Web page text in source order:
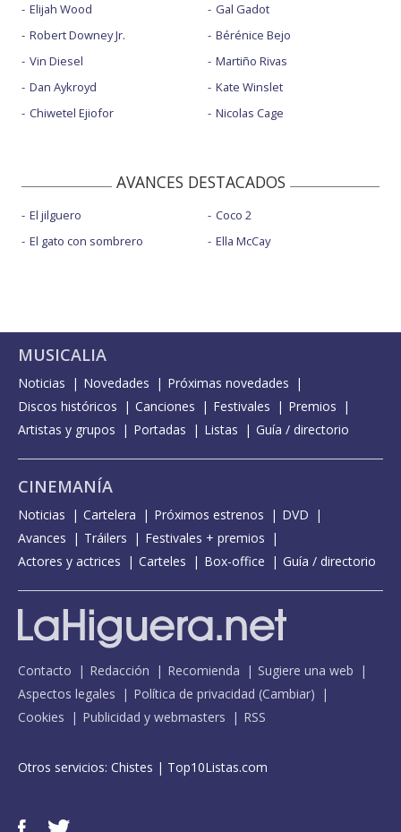
Elijah Wood
Robert Downey Jr.
Vin Diesel
Dan Aykroyd
Chiwetel Ejiofor
Gal Gadot
Bérénice Bejo
Martiño Rivas
Kate Winslet
Nicolas Cage
AVANCES DESTACADOS
El jilguero
El gato con sombrero
Coco 2
Ella McCay
MUSICALIA
Noticias Novedades
Próximas novedades
Discos históricos
Canciones Festivales
Premios
Artistas y grupos
Portadas Listas Guía / directorio
CINEMANÍA
Noticias Cartelera Próximos estrenos
DVD
Avances
Tráilers
Festivales + premios
Actores y actrices
Carteles Box-office Guía / directorio
Contacto Redacción Recomienda
Sugiere una web
Aspectos legales
Política de privacidad (Cambiar)
Cookies
Publicidad y webmasters RSS
Otros servicios: Chistes | Top10Listas.com